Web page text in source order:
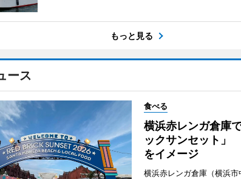
もっと見る
ース
食べる
横浜赤レンガ倉庫
ックサンセット」
をイメージ
横浜赤レンガ倉庫（横浜市